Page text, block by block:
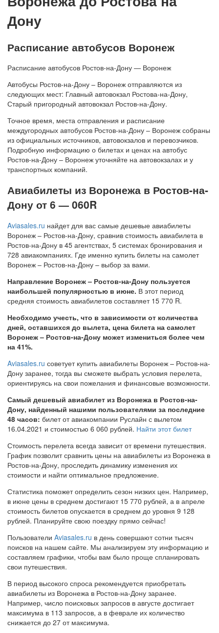
Дону
Расписание автобусов Воронеж
Расписание автобусов Ростов-на-Дону — Воронеж
Автобусы Ростов-на-Дону – Воронеж отправляются из
следующих мест: Главный автовокзал Ростова-на-Дону,
Старый пригородный автовокзал Ростов-на-Дону.
Точное время, места отправления и расписание
междугородных автобусов Ростов-на-Дону – Воронеж собраны
из официальных источников, автовокзалов и перевозчиков.
Подробную информацию о билетах и ценах на автобус
Ростов-на-Дону – Воронеж уточняйте на автовокзалах и у
транспортных компаний.
Авиабилеты из Воронежа в Ростов-на-
Дону от 6 — 060R
Aviasales.ru найдет для вас самые дешевые авиабилеты
Воронеж – Ростов-на-Дону, сравнив стоимость авиабилета в
Ростов-на-Дону в 45 агентствах, 5 системах бронирования и
728 авиакомпаниях. Где именно купить билеты на самолет
Воронеж – Ростов-на-Дону – выбор за вами.
Направление Воронеж – Ростов-на-Дону пользуется
наибольшей популярностью в июне. В этот период
средняя стоимость авиабилетов составляет 15 770 R.
Необходимо учесть, что в зависимости от количества
дней, оставшихся до вылета, цена билета на самолет
Воронеж – Ростов-на-Дону может измениться более чем
на 41%.
Aviasales.ru советует купить авиабилеты Воронеж – Ростов-на-
Дону заранее, тогда вы сможете выбрать условия перелета,
ориентируясь на свои пожелания и финансовые возможности.
Самый дешевый авиабилет из Воронежа в Ростов-на-
Дону, найденный нашими пользователями за последние
48 часов: билет от авиакомпании Руслайн с вылетом
16.04.2021 и стоимостью 6 060 рублей. Найти этот билет
Стоимость перелета всегда зависит от времени путешествия.
График позволит сравнить цены на авиабилеты из Воронежа в
Ростов-на-Дону, проследить динамику изменения их
стоимости и найти оптимальное предложение.
Статистика поможет определить сезон низких цен. Например,
в июне цены в среднем достигают 15 770 рублей, а в апреле
стоимость билетов опускается в среднем до уровня 9 128
рублей. Планируйте свою поездку прямо сейчас!
Пользователи Aviasales.ru в день совершают сотни тысяч
поисков на нашем сайте. Мы анализируем эту информацию и
составляем графики, чтобы вам было проще спланировать
свои путешествия.
В период высокого спроса рекомендуется приобретать
авиабилеты из Воронежа в Ростов-на-Дону заранее.
Например, число поисковых запросов в августе достигает
максимума в 113 запросов, а в феврале их количество
снижается до 27 от максимума.